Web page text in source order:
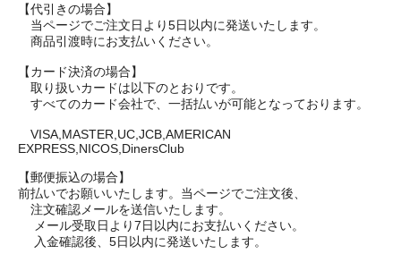
【代引きの場合】
当ページでご注文日より5日以内に発送いたします。
商品引渡時にお支払いください。
【カード決済の場合】
取り扱いカードは以下のとおりです。
すべてのカード会社で、一括払いが可能となっております。
VISA,MASTER,UC,JCB,AMERICAN
EXPRESS,NICOS,DinersClub
【郵便振込の場合】
前払いでお願いいたします。当ページでご注文後、
注文確認メールを送信いたします。
メール受取日より7日以内にお支払いください。
入金確認後、5日以内に発送いたします。